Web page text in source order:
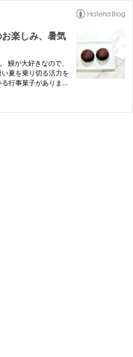
お楽しみ、暑気
鰻が大好きなので、
夏を乗り切る活力を
行事菓子がありま
に、毎年『とらや』